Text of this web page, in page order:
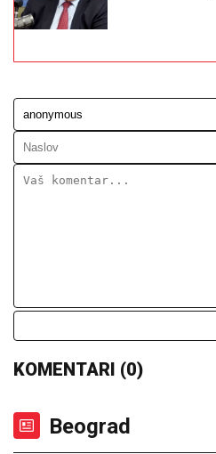
tužilaštvo
kolima je
"MNOGO SAM TUŽAN,
Emir Habibović se oprostio
I TO SE